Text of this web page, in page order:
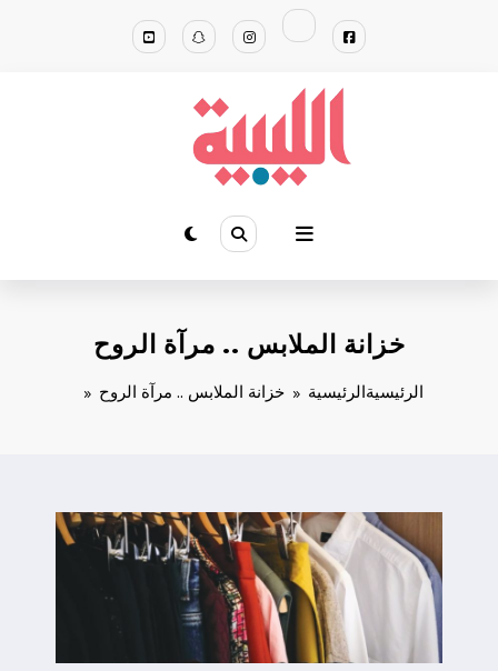
خزانة الملابس .. مرآة الروح
الرئيسيةالرئيسية خزانة الملابس .. مرآة الروح